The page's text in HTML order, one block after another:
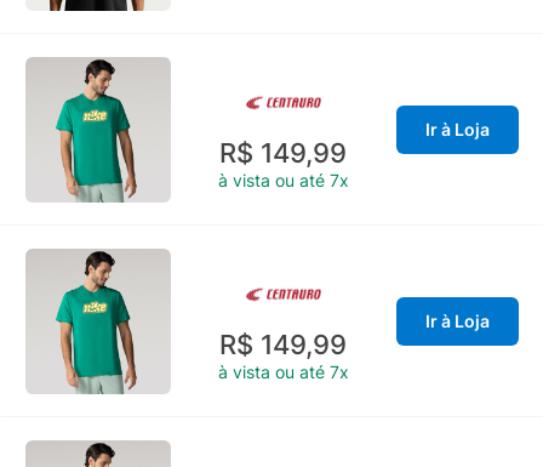
R$ 149,99
à vista ou até 7x
Ir à Loja
R$ 149,99
à vista ou até 7x
Ir à Loja